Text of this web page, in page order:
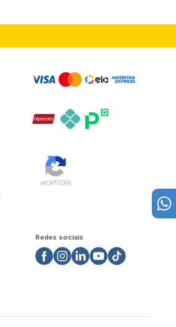
Redes sociais